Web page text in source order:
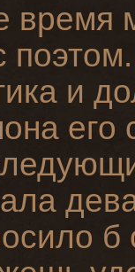
время
и
б